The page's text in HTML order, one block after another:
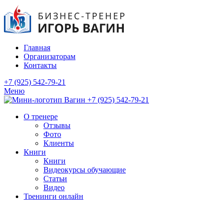
Главная
Организаторам
Контакты
+7 (925) 542-79-21
Меню
+7 (925) 542-79-21
О тренере
Отзывы
Фото
Клиенты
Книги
Книги
Видеокурсы обучающие
Статьи
Видео
Тренинги онлайн